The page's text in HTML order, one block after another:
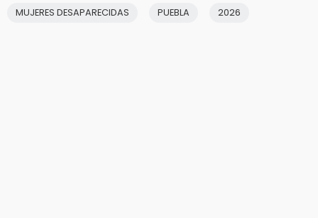
MUJERES DESAPARECIDAS PUEBLA 2026